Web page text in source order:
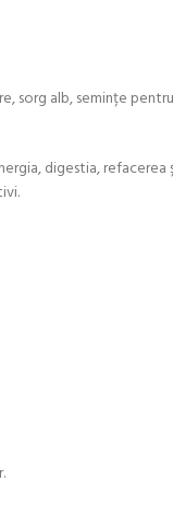
sorg alb, semințe
digestia,